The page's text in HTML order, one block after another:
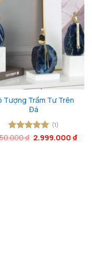
Tượng Trầm Tư Trên
Đá
Được xếp
(1)
₫ Giá
2.999.000 ₫Giá